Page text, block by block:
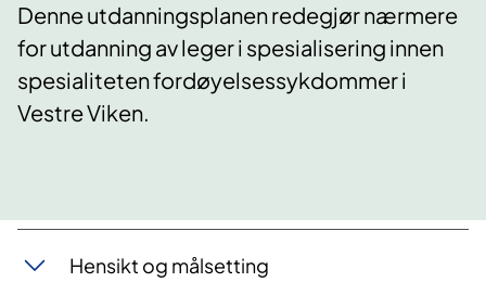
Denne utdanningsplanen redegjør nærmere
for utdanning av leger i spesialisering innen
spesialiteten fordøyelsessykdommer i
Vestre Viken.
​Hensikt og målsetting